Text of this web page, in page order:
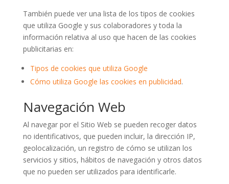
También puede ver una lista de los tipos de cookies
que utiliza Google y sus colaboradores y toda la
información relativa al uso que hacen de las cookies
publicitarias en:
Tipos de cookies que utiliza Google
Cómo utiliza Google las cookies en publicidad.
Navegación Web
Al navegar por el Sitio Web se pueden recoger datos
no identificativos, que pueden incluir, la dirección IP,
geolocalización, un registro de cómo se utilizan los
servicios y sitios, hábitos de navegación y otros datos
que no pueden ser utilizados para identificarle.